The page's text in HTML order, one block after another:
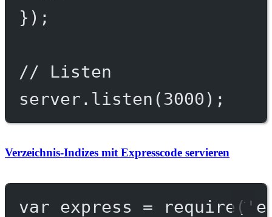
});
// Listen
server. listen (3000 );
Verzeichnis-Indizes mit Expresscode servieren
var express = require (